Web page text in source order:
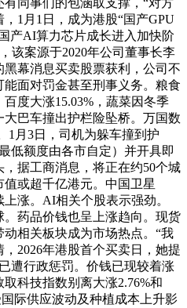
同事们的包涵取支撑，“对方
1月1日，成为港股“国产GPU
产AI算力芯片成长进入加快阶
该案源于2020年公司董事长李
幕消息买卖股票获利，公司不
面对罚金甚至刑事义务。粮食
度大涨15.03%，蔬菜因冬季
巴车撞出护栏险坠桥。万国数
1月3日，司机为躲车撞到护
低额度由各市自定）并开具即
据工商消息，将正在约50个城
或超千亿港元。中国卫星
上涨。AI相关个股表示强劲。
药品价钱也呈上涨趋向。现货
相关板块成为市场热点。“我
2026年港股首个买卖日，她提
遭行政惩罚。价钱已现较着涨
科技指数别离大涨2.76%和
际供应波动及种植成本上升影